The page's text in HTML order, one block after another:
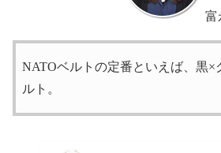
富
NATOベルトの定番といえば、黒×
ルト。